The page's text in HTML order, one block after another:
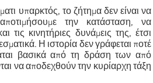
υπαρκτός, το ζήτημα δεν είναι να
την κατάσταση, να
τις κινητήριες δυνάμεις της, έτσι
Η ιστορία δεν γράφεται ποτέ
βασικά από τη δράση των από
να αποδεχθούν την κυρίαρχη τάξη